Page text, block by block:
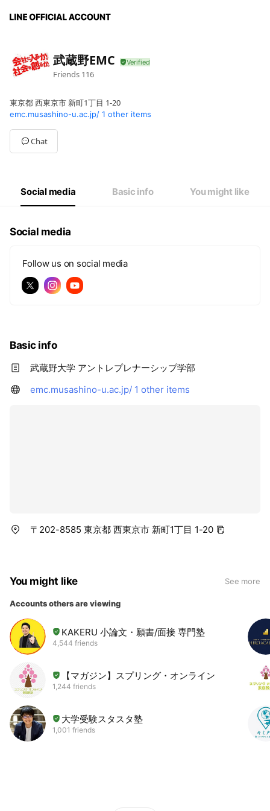
武蔵野EMC
Friends 116
東京都 西東京市 新町1丁目 1-20
emc.musashino-u.ac.jp/ 1 other items
Chat
Social media Basic info You might like
Social media
Follow us on social media
Basic info
武蔵野大学 アントレプレナーシップ学部
emc.musashino-u.ac.jp/ 1 other items
〒202-8585 東京都 西東京市 新町1丁目 1-20
You might like See more
Accounts others are viewing
KAKERU 小論文・願書/面接 専門塾
4,544 friends
【マガジン】スプリング・オンライン
1,244 friends
大学受験スタスタ塾
1,001 friends